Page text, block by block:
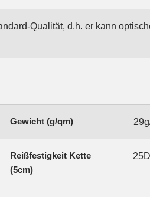
Qualität, d.h. er kann
Gewicht (g/qm)
Reißfestigkeit Kette
(5cm)